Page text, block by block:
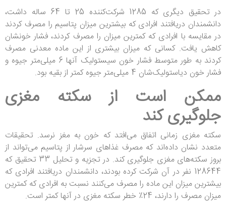
در تحقیق دیگری که 1285 شرکت‌کننده 25 تا 64 ساله داشت،
دانشمندان دریافتند افرادی که بیشترین میزان پتاسیم را مصرف کردند
در مقایسه با افرادی که کمترین میزان را مصرف کردند، فشار خونشان
کاهش یافت. کسانی که میزان بیشتری از این ماده معدنی مصرف
کردند به طور متوسط فشار خون سیستولیک آنها 6 میلی‌متر جیوه و
فشار خون دیاستولیک‌شان 4 میلی‌متر جیوه کمتر از بقیه بود.
ممکن است از سکته مغزی
جلوگیری کند
سکته مغزی زمانی اتفاق می‌افتد که خون به مغز نرسد. تحقیقات
متعدد نشان داده‌اند که مصرف غذاهای سرشار از پتاسیم می‌تواند از
بروز سکته‌های مغزی جلوگیری کند. در تجزیه و تحلیل 33 تحقیق که
128644 نفر در آن شرکت کرده بودند، دانشمندان دریافتند افرادی که
بیشترین میزان این ماده را مصرف می‌کنند نسبت به افرادی که کمترین
میزان مصرف را دارند، 24٪ خطر سکته مغزی در آنها کمتر است.